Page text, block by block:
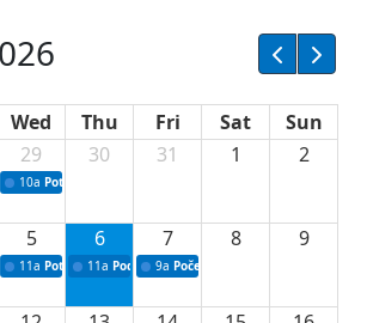
Wed Thu Fri Sat
Sun
29
10a Potpisivanje ugovora sa neprofitnim
30 31 1 2
5
11a Potpisivanje ugovora o stipendijama za
6
11a Podrška razvoju vodne infrastrukture u
7
9a Početak izgradnje nove
8 9